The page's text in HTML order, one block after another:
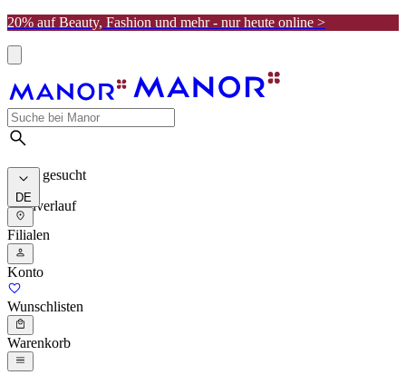
20% auf Beauty, Fashion und mehr - nur heute online >
Meist gesucht
Suchverlauf
DE
Filialen
Konto
Wunschlisten
Warenkorb